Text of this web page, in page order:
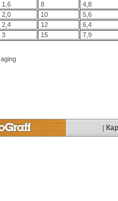
1,6 8
4,8
2,0 10
5,6
2,4 12
6,4
3 15 7,9
[